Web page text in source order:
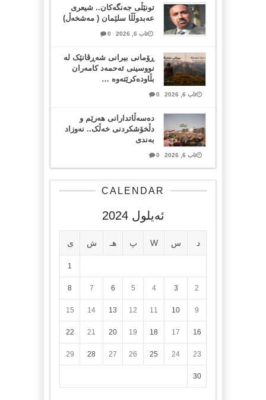
تونێڵی جەنگەکان.. شیعری
عەبدوڵڵا سلێمان ( مەشخەڵ)
ئاب 6, 2026 0
ڕۆمانی بیرانی شەڕڤانێک لە
نووسینی ئەحمەد کامەران
بڵاودەکرێتەوە …
ئاب 6, 2026 0
دەسەڵاتدارانی هەرێم و
دڵخۆشکردنی خەڵک.. نەوزاد
بەندی
ئاب 6, 2026 0
CALENDAR
ئه‌یلول 2024
د س W پ هـ ش ی
1
2
3
4
5
6
7
8
9
10
11
12
13
14
15
16
17
18
19
20
21
22
23
24
25
26
27
28
29
30